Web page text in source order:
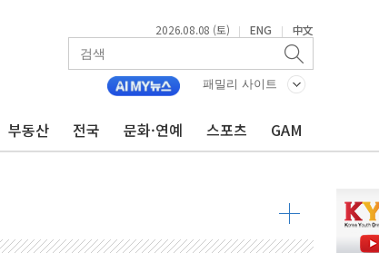
2026.08.08 (토) | ENG | 中文
패밀리 사이트
부동산 전국 문화·연예 스포츠 GAM